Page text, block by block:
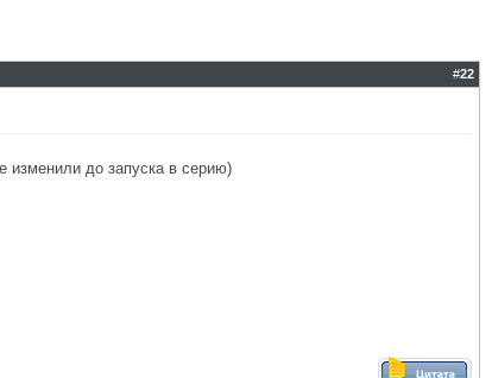
#22
изменили до запуска в серию)